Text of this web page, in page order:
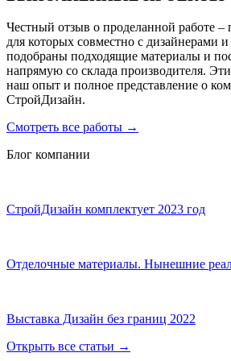
Честный отзыв о проделанной работе –
для которых совместно с дизайнерами
подобраны подходящие материалы и
напрямую со склада производителя.
наш опыт и полное представление о
СтройДизайн.
Смотреть все работы →
Блог компании
СтройДизайн комплектует 2023 год
Отделочные материалы. Нынешние
Выставка Дизайн без границ 2022
Открыть все статьи →